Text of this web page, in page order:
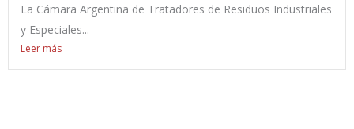
La Cámara Argentina de Tratadores de Residuos Industriales
y Especiales...
Leer más